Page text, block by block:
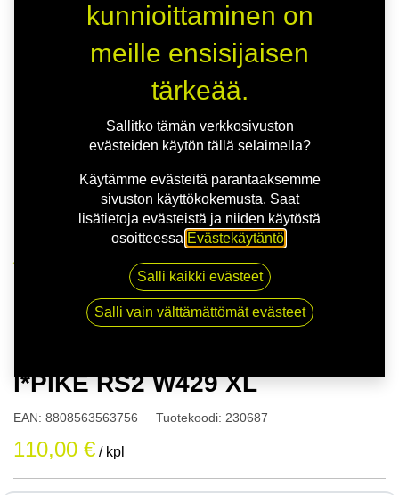
165/65R14 79T HANKOOK I*PIKE RS2 W429 XL
I*PIKE RS2 W429 XL
EAN: 8808563563756 Tuotekoodi: 230687
110,00 € / kpl
kunnioittaminen on
meille ensisijaisen
tärkeää.
Sallitko tämän verkkosivuston
evästeiden käytön tällä selaimella?
Käytämme evästeitä parantaaksemme
sivuston käyttökokemusta. Saat
lisätietoja evästeistä ja niiden käytöstä
osoitteessa Evästekäytäntö
Salli kaikki evästeet
Salli vain välttämättömät evästeet